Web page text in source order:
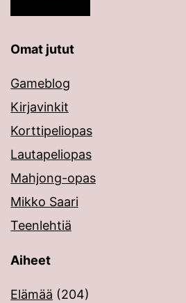
Omat jutut
Gameblog
Kirjavinkit
Korttipeliopas
Lautapeliopas
Mahjong-opas
Mikko Saari
Teenlehtiä
Aiheet
Elämää (204)